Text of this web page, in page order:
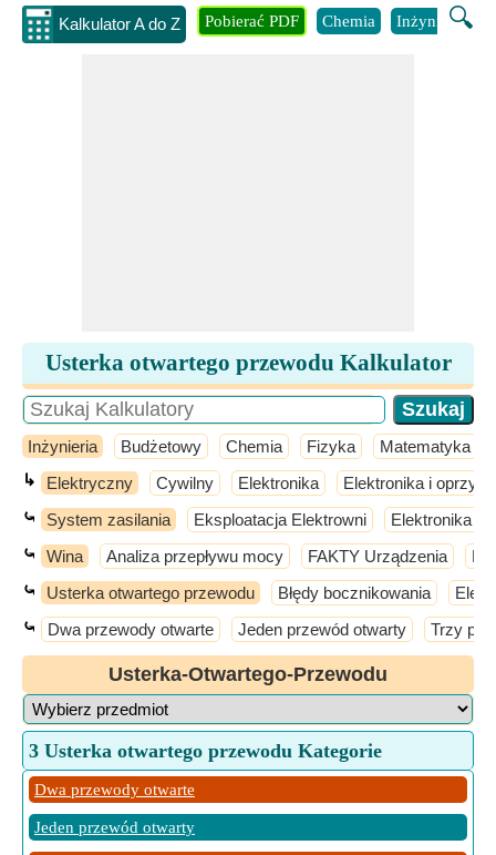
Kalkulator A do Z 🔍
Pobierać PDF Chemia Inżynieria
Usterka otwartego przewodu Kalkulator
Inżynieria Budżetowy Chemia Fizyka Matematyka
↳ Elektryczny Cywilny Elektronika Elektronika i
⤿ System zasilania Eksploatacja Elektrowni Elektronika
⤿ Wina Analiza przepływu mocy FAKTY Urządzenia
⤿ Usterka otwartego przewodu Błędy bocznikowania
⤿ Dwa przewody otwarte Jeden przewód otwarty Trzy
Usterka-Otwartego-Przewodu
3 Usterka otwartego przewodu Kategorie
Dwa przewody otwarte
Jeden przewód otwarty